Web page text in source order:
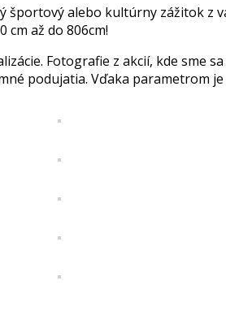
športový alebo kultúrny zážitok z
cm až do 806cm!
Fotografie z akcií, kde sme
podujatia. Vďaka parametrom